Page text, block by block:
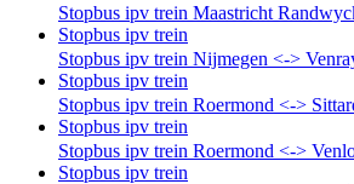
Stopbus ipv trein Maastricht
Stopbus ipv trein
Stopbus ipv trein Nijmegen <->
Stopbus ipv trein
Stopbus ipv trein Roermond <->
Stopbus ipv trein
Stopbus ipv trein Roermond <->
Stopbus ipv trein